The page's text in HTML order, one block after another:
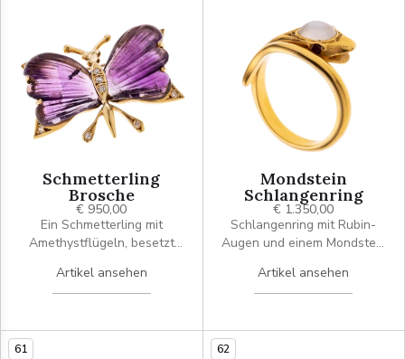
Schmetterling
Brosche
€ 950,00
Ein Schmetterling mit
Amethystflügeln, besetzt
Achtkantdiamanten.
Artikel ansehen
Mondstein
Schlangenring
€ 1.350,00
Schlangenring mit Rubin-
Augen und einem Mondstein
Artikel ansehen
61 62